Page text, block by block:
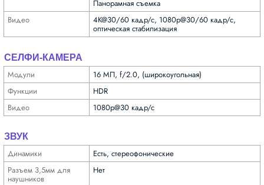
Панорамная съемка
Видео
4K@30/60 кадр/с, 1080p@30/60 кадр/с,
оптическая стабилизация
СЕЛФИ-КАМЕРА
Модули
16 МП, f/2.0, (широкоугольная)
Функ­ции
HDR
Видео
1080p@30 кадр/с
ЗВУК
Динамики
Есть, стереофонические
Разъем 3,5мм для
науш­ников
Нет